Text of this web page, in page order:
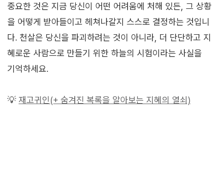
중요한 것은 지금 당신이 어떤 어려움에 처해 있든, 그 상황
을 어떻게 받아들이고 헤쳐나갈지 스스로 결정하는 것입니
다. 천살은 당신을 파괴하려는 것이 아니라, 더 단단하고 지
혜로운 사람으로 만들기 위한 하늘의 시험이라는 사실을
기억하세요.
💡 재고귀인(+ 숨겨진 복록을 알아보는 지혜의 열쇠)